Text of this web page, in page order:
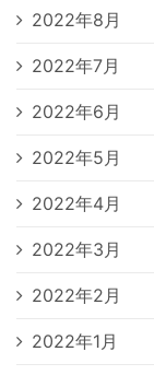
2022年8月
2022年7月
2022年6月
2022年5月
2022年4月
2022年3月
2022年2月
2022年1月